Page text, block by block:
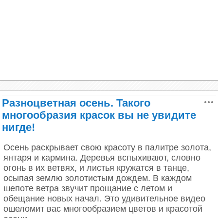
придумана уже в XX веке, то есть в те
времена, когда были придуманы химические
красители. И потому фиолетовый точно не
являлся цветом роскоши
Фиолетовую краску можно получить из многих
ягод (черника, виноград, бузина)
Фиолетовый цвет можно получить, смешав
красный и синий цвета
Фиолетовые цвета все-таки присутствовали
Разноцветная осень. Такого
многообразия красок вы не увидите
нигде!
Осень раскрывает свою красоту в палитре золота,
янтаря и кармина. Деревья вспыхивают, словно
огонь в их ветвях, и листья кружатся в танце,
осыпая землю золотистым дождем. В каждом
шепоте ветра звучит прощание с летом и
обещание новых начал. Это удивительное видео
ошеломит вас многообразием цветов и красотой